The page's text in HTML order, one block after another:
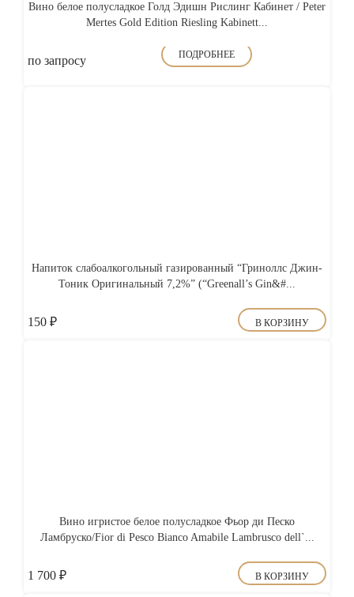
Вино белое полусладкое Голд Эдишн Рислинг Кабинет / Peter
Mertes Gold Edition Riesling Kabinett...
по запросу ПОДРОБНЕЕ
Напиток слабоалкогольный газированный “Гриноллс Джин-
Тоник Оригинальный 7,2%” (“Greenall’s Gin&#...
150 ₽ В КОРЗИНУ
Вино игристое белое полусладкое Фьор ди Песко
Ламбруско/Fior di Pesco Bianco Amabile Lambrusco dell`...
1 700 ₽ В КОРЗИНУ